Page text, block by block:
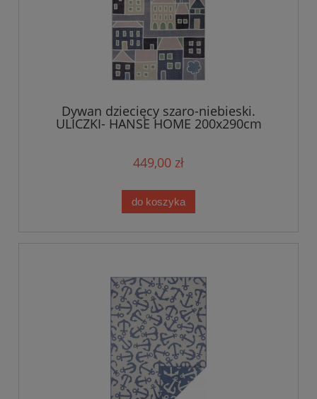
Dywan dziecięcy szaro-niebieski.
ULICZKI- HANSE HOME 200x290cm
449,00 zł
do koszyka